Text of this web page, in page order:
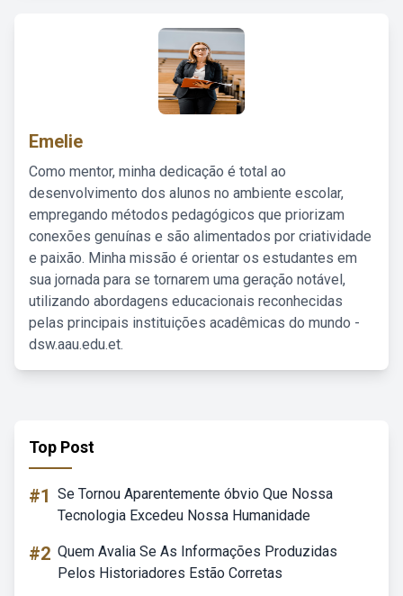
Emelie
Como mentor, minha dedicação é total ao
desenvolvimento dos alunos no ambiente escolar,
empregando métodos pedagógicos que priorizam
conexões genuínas e são alimentados por criatividade
e paixão. Minha missão é orientar os estudantes em
sua jornada para se tornarem uma geração notável,
utilizando abordagens educacionais reconhecidas
pelas principais instituições acadêmicas do mundo -
dsw.aau.edu.et.
Top Post
#1 Se Tornou Aparentemente óbvio Que Nossa
Tecnologia Excedeu Nossa Humanidade
#2 Quem Avalia Se As Informações Produzidas
Pelos Historiadores Estão Corretas